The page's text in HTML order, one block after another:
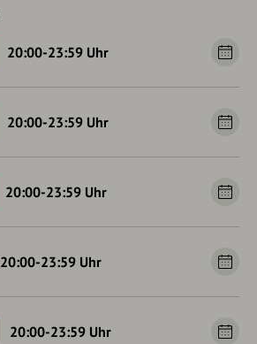
20:00-23:59 Uhr
20:00-23:59 Uhr
20:00-23:59 Uhr
20:00-23:59 Uhr
20:00-23:59 Uhr